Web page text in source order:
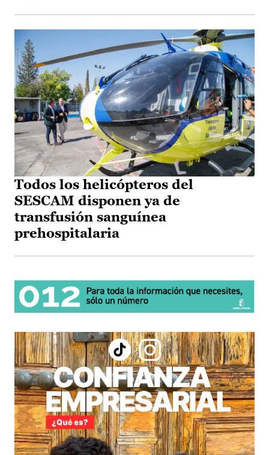
Todos los helicópteros del
SESCAM disponen ya de
transfusión sanguínea
prehospitalaria